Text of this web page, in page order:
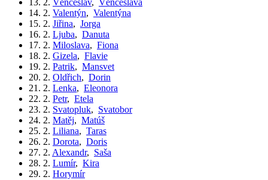
13. 2. Věnceslav, Věnceslava
14. 2. Valentýn, Valentýna
15. 2. Jiřina, Jorga
16. 2. Ljuba, Danuta
17. 2. Miloslava, Fiona
18. 2. Gizela, Flavie
19. 2. Patrik, Mansvet
20. 2. Oldřich, Dorin
21. 2. Lenka, Eleonora
22. 2. Petr, Etela
23. 2. Svatopluk, Svatobor
24. 2. Matěj, Matúš
25. 2. Liliana, Taras
26. 2. Dorota, Doris
27. 2. Alexandr, Saša
28. 2. Lumír, Kira
29. 2. Horymír